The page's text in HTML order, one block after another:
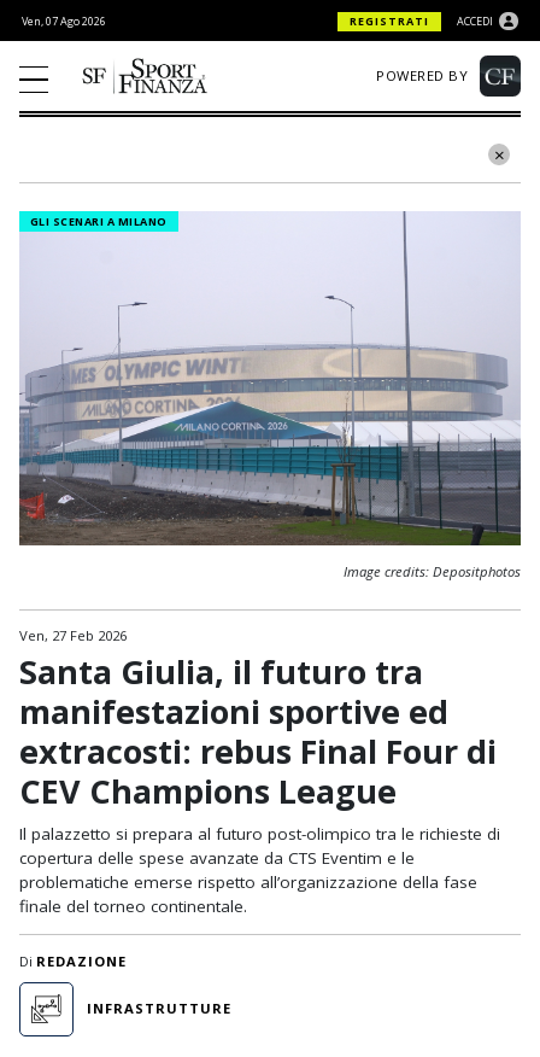
Ven, 07 Ago 2026 REGISTRATI ACCEDI
POWERED BY
Ven, 27 Feb 2026
Santa Giulia, il futuro tra
manifestazioni sportive ed
extracosti: rebus Final Four di
CEV Champions League
Il palazzetto si prepara al futuro post-olimpico tra le richieste di
copertura delle spese avanzate da CTS Eventim e le
problematiche emerse rispetto all’organizzazione della fase
finale del torneo continentale.
Di REDAZIONE
INFRASTRUTTURE
GLI SCENARI A MILANO
Image credits: Depositphotos